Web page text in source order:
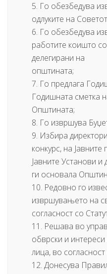
5. Го обезбедува
одлуките на
6. Го обезбедува
работите коишто
делегирани на
општината;
7. Го предлага
Годишната сметка
Општината;
8. Го извршува
9. Избира
конкурс, на Јавните
Јавните Установи и
ги основала
10. Редовно го
извршувањето на
согласност со
11. Решава во
обврски и
лица, во согласност
12. Донесува